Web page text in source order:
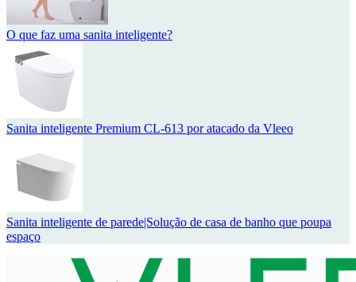
O que faz uma sanita inteligente?
Sanita inteligente Premium CL-613 por atacado da Vleeo
Sanita inteligente de parede|Solução de casa de banho que poupa
espaço